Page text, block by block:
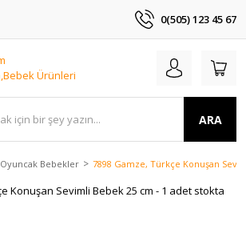
0(505) 123 45 67
ARA
Oyuncak Bebekler 7898 Gamze, Türkçe Konuşan